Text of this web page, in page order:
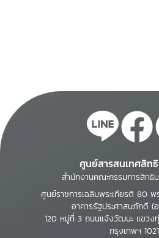
ศูนย์สารสนเทศสิท
สำนักงานคณะกรรมการสิทธิ
ศูนย์ราชการเฉลิมพระเกียรติ 80
อาคารรัฐประศาสนภักดี (
120 หมู่ที่ 3 ถนนแจ้งวัฒนะ แขวง
กรุงเทพฯ